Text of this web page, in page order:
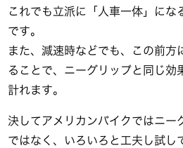
これでも立派に「人車一体」にな
です。
また、減速時などでも、この前方
ることで、ニーグリップと同じ効
計れます。
決してアメリカンバイクではニー
ではなく、いろいろと工夫し試し